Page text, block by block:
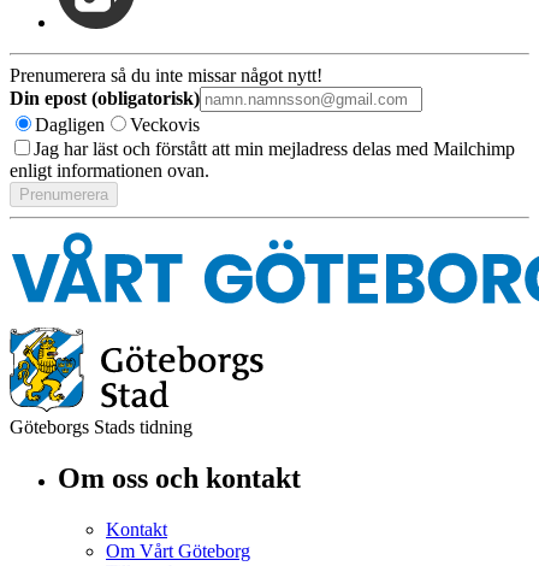
Prenumerera så du inte missar något nytt!
Din epost (obligatorisk)
Dagligen
Veckovis
Jag har läst och förstått att min mejladress delas med Mailchimp
enligt informationen ovan.
Göteborgs Stads tidning
Om oss och kontakt
Kontakt
Om Vårt Göteborg